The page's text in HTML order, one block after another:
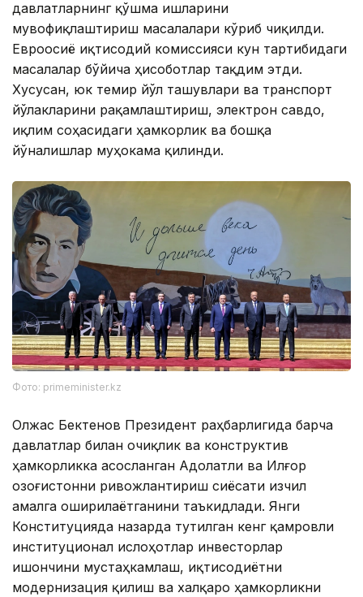
давлатларнинг қўшма ишларини
мувофиқлаштириш масалалари кўриб чиқилди.
Евроосиё иқтисодий комиссияси кун тартибидаги
масалалар бўйича ҳисоботлар тақдим этди.
Хусусан, юк темир йўл ташувлари ва транспорт
йўлакларини рақамлаштириш, электрон савдо,
иқлим соҳасидаги ҳамкорлик ва бошқа
йўналишлар муҳокама қилинди.
Фото: primeminister.kz
Олжас Бектенов Президент раҳбарлигида барча
давлатлар билан очиқлик ва конструктив
ҳамкорликка асосланган Адолатли ва Илғор
Қозоғистонни ривожлантириш сиёсати изчил
амалга оширилаётганини таъкидлади. Янги
Конституцияда назарда тутилган кенг қамровли
институционал ислоҳотлар инвесторлар
ишончини мустаҳкамлаш, иқтисодиётни
модернизация қилиш ва халқаро ҳамкорликни